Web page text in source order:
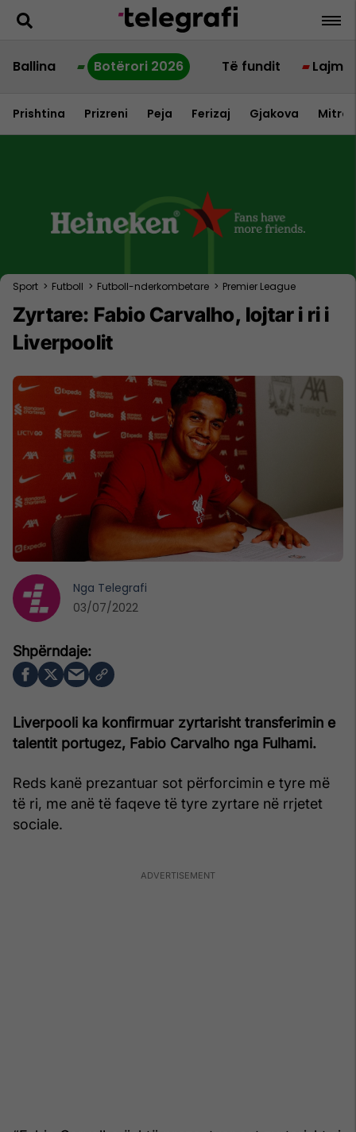
Ballina Botërori 2026 Të fundit Lajme
Prishtina Prizreni Peja Ferizaj Gjakova
Sport > Futboll > Futboll-nderkombetare > Premier League
Zyrtare: Fabio Carvalho, lojtar i ri i
Liverpoolit
Liverpooli ka konfirmuar zyrtarisht transferimin e
talentit portugez, Fabio Carvalho nga Fulhami.
Reds kanë prezantuar sot përforcimin e tyre më
të ri, me anë të faqeve të tyre zyrtare në rrjetet
sociale.
Nga Telegrafi
03/07/2022